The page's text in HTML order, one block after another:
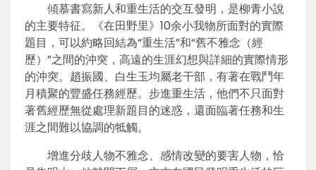
傾慕書寫新人和重生活的交互發明，是柳青小說
的主要特征。《在田野里》10余小我物所面對的實際
題目，可以約略回結為“重生活”和“舊不雅念（經
歷）”之間的沖突，高遠的生涯幻想與詳細的實際情形
的沖突。趙振國、白生玉均屬老干部，有著在戰鬥年
月積聚的豐盛任務經歷。步進重生活，他們不只面對
著舊經歷無從處理新題目的迷惑，還面臨著任務和生
涯之間難以協調的牴觸。
增進分歧人物不雅念、感情改變的要害人物，恰